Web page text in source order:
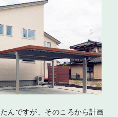
んですが、そのころから計画